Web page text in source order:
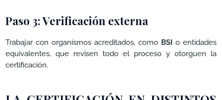
Paso 3: Verificación externa
Trabajar con organismos acreditados, como BSI o entidades
equivalentes, que revisen todo el proceso y otorguen la
certificación.